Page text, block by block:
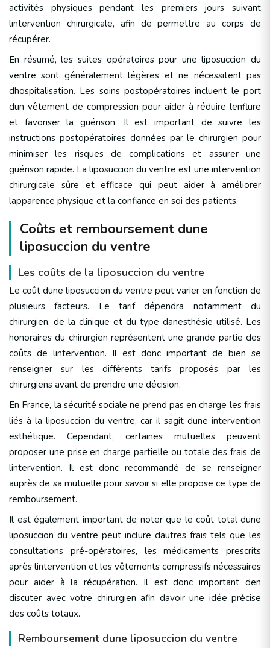
activités physiques pendant les premiers jours suivant
lintervention chirurgicale, afin de permettre au corps de
récupérer.
En résumé, les suites opératoires pour une liposuccion du
ventre sont généralement légères et ne nécessitent pas
dhospitalisation. Les soins postopératoires incluent le port
dun vêtement de compression pour aider à réduire lenflure
et favoriser la guérison. Il est important de suivre les
instructions postopératoires données par le chirurgien pour
minimiser les risques de complications et assurer une
guérison rapide. La liposuccion du ventre est une intervention
chirurgicale sûre et efficace qui peut aider à améliorer
lapparence physique et la confiance en soi des patients.
Coûts et remboursement dune
liposuccion du ventre
Les coûts de la liposuccion du ventre
Le coût dune liposuccion du ventre peut varier en fonction de
plusieurs facteurs. Le tarif dépendra notamment du
chirurgien, de la clinique et du type danesthésie utilisé. Les
honoraires du chirurgien représentent une grande partie des
coûts de lintervention. Il est donc important de bien se
renseigner sur les différents tarifs proposés par les
chirurgiens avant de prendre une décision.
En France, la sécurité sociale ne prend pas en charge les frais
liés à la liposuccion du ventre, car il sagit dune intervention
esthétique. Cependant, certaines mutuelles peuvent
proposer une prise en charge partielle ou totale des frais de
lintervention. Il est donc recommandé de se renseigner
auprès de sa mutuelle pour savoir si elle propose ce type de
remboursement.
Il est également important de noter que le coût total dune
liposuccion du ventre peut inclure dautres frais tels que les
consultations pré-opératoires, les médicaments prescrits
après lintervention et les vêtements compressifs nécessaires
pour aider à la récupération. Il est donc important den
discuter avec votre chirurgien afin davoir une idée précise
des coûts totaux.
Remboursement dune liposuccion du ventre